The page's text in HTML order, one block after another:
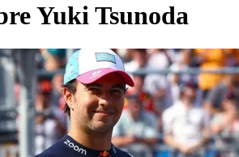
Yuki Tsunoda